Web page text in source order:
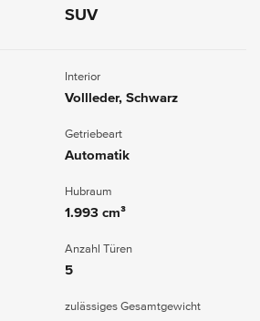
SUV
Interior
Vollleder, Schwarz
Getriebeart
Automatik
Hubraum
1.993 cm³
Anzahl Türen
5
zulässiges Gesamtgewicht